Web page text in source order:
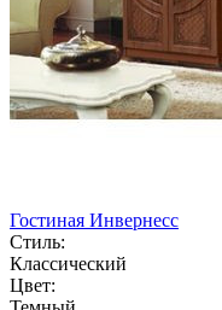
Гостиная Инвернесс
Стиль:
Классический
Цвет: